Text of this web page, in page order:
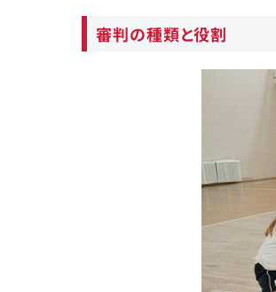
審判の種類と役割